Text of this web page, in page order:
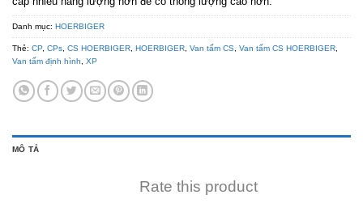
Danh mục: HOERBIGER
Thẻ: CP CPs CS HOERBIGER HOERBIGER Van tấm CS Van tấm CS HOERBIGER
Van tấm định hình
XP
MÔ TẢ
Rate this product